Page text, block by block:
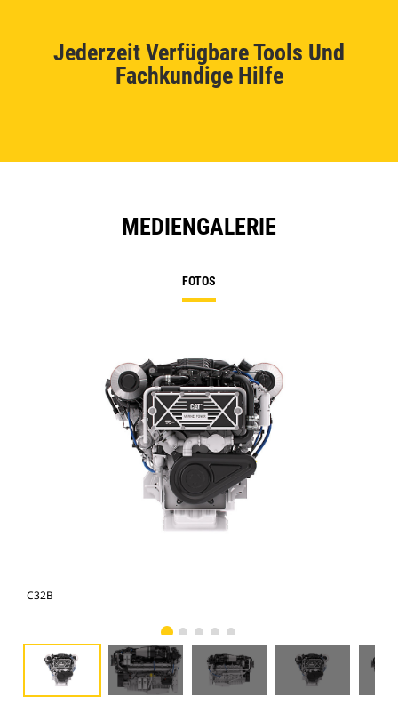
Jederzeit Verfügbare Tools Und
Fachkundige Hilfe
MEDIENGALERIE
FOTOS
C32B